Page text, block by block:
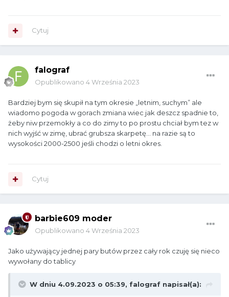
Cytuj
falograf
Opublikowano 4 Września 2023
Bardziej bym się skupił na tym okresie „letnim, suchym” ale
wiadomo pogoda w gorach zmiana wiec jak deszcz spadnie to,
żeby niw przemokły a co do zimy to po prostu chciał bym tez w
nich wyjść w zimę, ubrać grubsza skarpetę… na razie są to
wysokości 2000-2500 jeśli chodzi o letni okres.
Cytuj
barbie609 moder
Opublikowano 4 Września 2023
Jako używający jednej pary butów przez cały rok czuję się nieco
wywołany do tablicy
W dniu 4.09.2023 o 05:39, falograf napisał(a):